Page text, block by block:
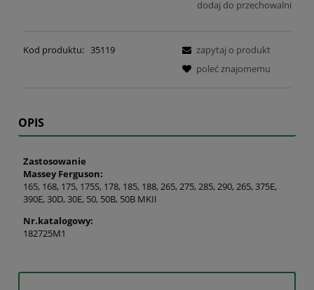
dodaj do przechowalni
Kod produktu: 35119
zapytaj o produkt
poleć znajomemu
OPIS
Zastosowanie
Massey Ferguson:
165, 168, 175, 175S, 178, 185, 188, 265, 275, 285, 290, 265, 375E,
390E, 30D, 30E, 50, 50B, 50B MKII
Nr.katalogowy:
182725M1